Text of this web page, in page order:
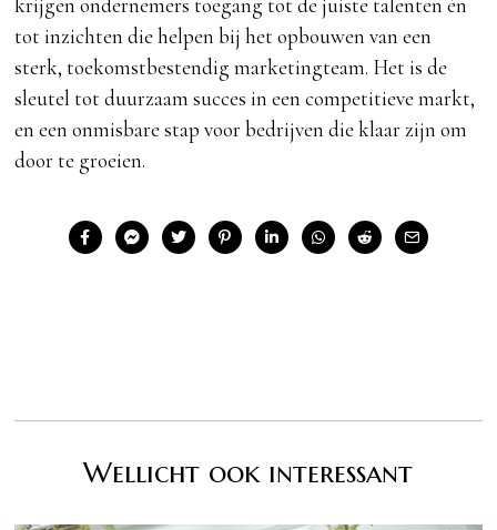
tot inzichten die helpen bij het opbouwen van een
sterk, toekomstbestendig marketingteam. Het is de
sleutel tot duurzaam succes in een competitieve markt,
en een onmisbare stap voor bedrijven die klaar zijn om
door te groeien.
Wellicht ook interessant